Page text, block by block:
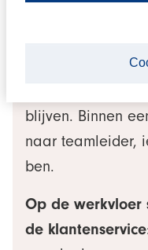
de helft van het
merkte ik dat ik
blijven. Binnen
naar teamleider,
ben.
Op de werkvloer
de klantenservice